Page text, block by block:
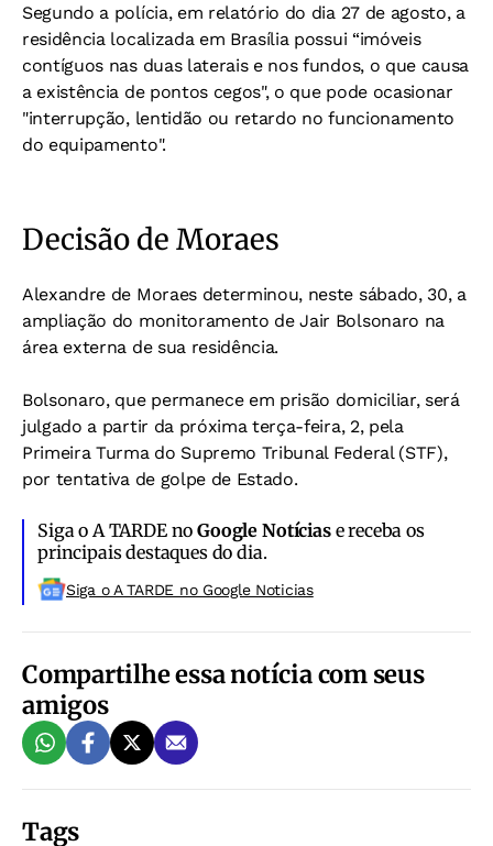
Segundo a polícia, em relatório do dia 27 de agosto, a
residência localizada em Brasília possui “imóveis
contíguos nas duas laterais e nos fundos, o que causa
a existência de pontos cegos", o que pode ocasionar
"interrupção, lentidão ou retardo no funcionamento
do equipamento".
Decisão de Moraes
Alexandre de Moraes determinou, neste sábado, 30, a
ampliação do monitoramento de Jair Bolsonaro na
área externa de sua residência.
Bolsonaro, que permanece em prisão domiciliar, será
julgado a partir da próxima terça-feira, 2, pela
Primeira Turma do Supremo Tribunal Federal (STF),
por tentativa de golpe de Estado.
Siga o A TARDE noGoogle Notíciase receba os
principais destaques do dia.
Siga o A TARDE no Google Noticias
Compartilhe essa notícia com seus
amigos
Tags